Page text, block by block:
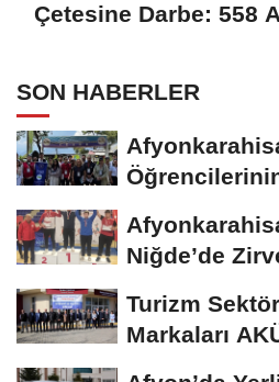
Çetesine Darbe: 558
SON HABERLER
Niğde’de
Turizm
Markaları